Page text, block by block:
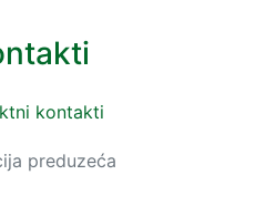
kontakti
preduzeća